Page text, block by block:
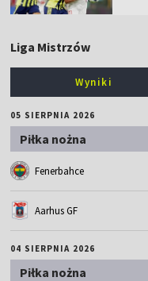
Liga Mistrzów
Wyniki
05 SIERPNIA 2026
Piłka nożna
Fenerbahce
Aarhus GF
04 SIERPNIA 2026
Piłka nożna